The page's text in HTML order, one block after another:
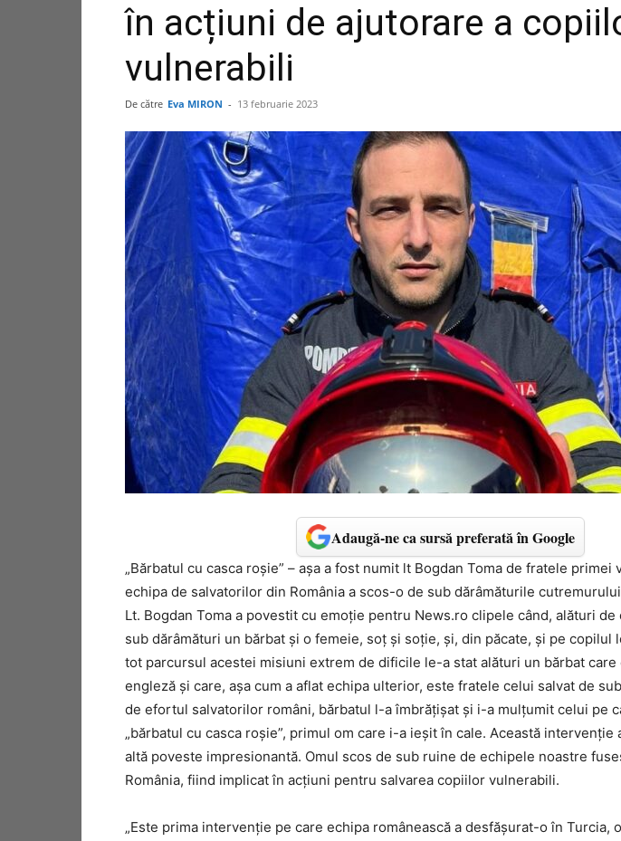
în acțiuni de ajutorare a
vulnerabili
De către Eva MIRON - 13 februarie 2023
Adaugă-ne ca sursă preferată în Google
„Bărbatul cu casca roşie” – așa a fost numit lt Bogdan Toma de fratele primei
echipa de salvatorilor din România a scos-o de sub dărâmăturile
Lt. Bogdan Toma a povestit cu emoţie pentru News.ro clipele când, alături de
sub dărâmături un bărbat şi o femeie, soţ şi soţie, şi, din păcate, şi pe copilul
tot parcursul acestei misiuni extrem de dificile le-a stat alături un bărbat care
engleză şi care, aşa cum a aflat echipa ulterior, este fratele celui salvat de
de efortul salvatorilor români, bărbatul l-a îmbrăţişat şi i-a mulţumit celui pe
„bărbatul cu casca roşie”, primul om care i-a ieşit în cale. Această intervenţie
altă poveste impresionantă. Omul scos de sub ruine de echipele noastre
România, fiind implicat în acțiuni pentru salvarea copiilor vulnerabili.
„Este prima intervenţie pe care echipa românească a desfăşurat-o în Turcia,